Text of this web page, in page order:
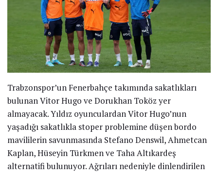
Trabzonspor’un Fenerbahçe takımında sakatlıkları
bulunan Vitor Hugo ve Dorukhan Toköz yer
almayacak. Yıldız oyunculardan Vitor Hugo’nun
yaşadığı sakatlıkla stoper problemine düşen bordo
mavililerin savunmasında Stefano Denswil, Ahmetcan
Kaplan, Hüseyin Türkmen ve Taha Altıkardeş
alternatifi bulunuyor. Ağrıları nedeniyle dinlendirilen